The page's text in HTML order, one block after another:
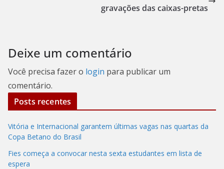
gravações das caixas-pretas
Deixe um comentário
Você precisa fazer o login para publicar um
comentário.
Posts recentes
Vitória e Internacional garantem últimas vagas nas quartas da
Copa Betano do Brasil
Fies começa a convocar nesta sexta estudantes em lista de
espera